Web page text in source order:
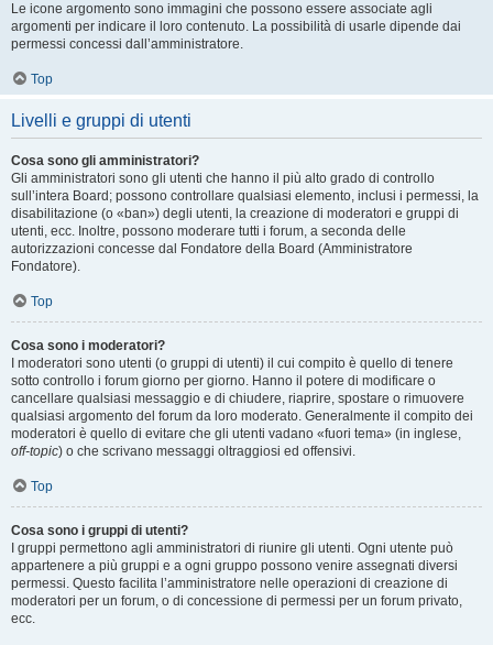
Le icone argomento sono immagini che possono essere associate agli
argomenti per indicare il loro contenuto. La possibilità di usarle dipende dai
permessi concessi dall’amministratore.
Top
Livelli e gruppi di utenti
Cosa sono gli amministratori?
Gli amministratori sono gli utenti che hanno il più alto grado di controllo
sull’intera Board; possono controllare qualsiasi elemento, inclusi i permessi, la
disabilitazione (o «ban») degli utenti, la creazione di moderatori e gruppi di
utenti, ecc. Inoltre, possono moderare tutti i forum, a seconda delle
autorizzazioni concesse dal Fondatore della Board (Amministratore
Fondatore).
Top
Cosa sono i moderatori?
I moderatori sono utenti (o gruppi di utenti) il cui compito è quello di tenere
sotto controllo i forum giorno per giorno. Hanno il potere di modificare o
cancellare qualsiasi messaggio e di chiudere, riaprire, spostare o rimuovere
qualsiasi argomento del forum da loro moderato. Generalmente il compito dei
moderatori è quello di evitare che gli utenti vadano «fuori tema» (in inglese,
off-topic) o che scrivano messaggi oltraggiosi ed offensivi.
Top
Cosa sono i gruppi di utenti?
I gruppi permettono agli amministratori di riunire gli utenti. Ogni utente può
appartenere a più gruppi e a ogni gruppo possono venire assegnati diversi
permessi. Questo facilita l’amministratore nelle operazioni di creazione di
moderatori per un forum, o di concessione di permessi per un forum privato,
ecc.